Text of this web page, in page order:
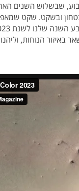
בקלות לקבוע, שבשלוש
ובשקט. שקט
הנוחות,